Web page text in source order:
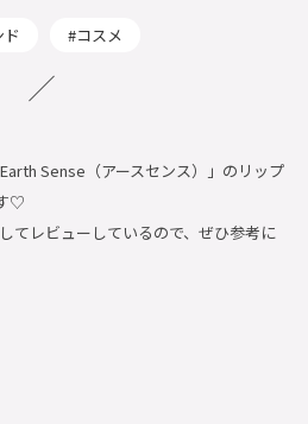
コスメ
Sense（アースセンス）」のリップ
♡
てレビューしているので、ぜひ参考に